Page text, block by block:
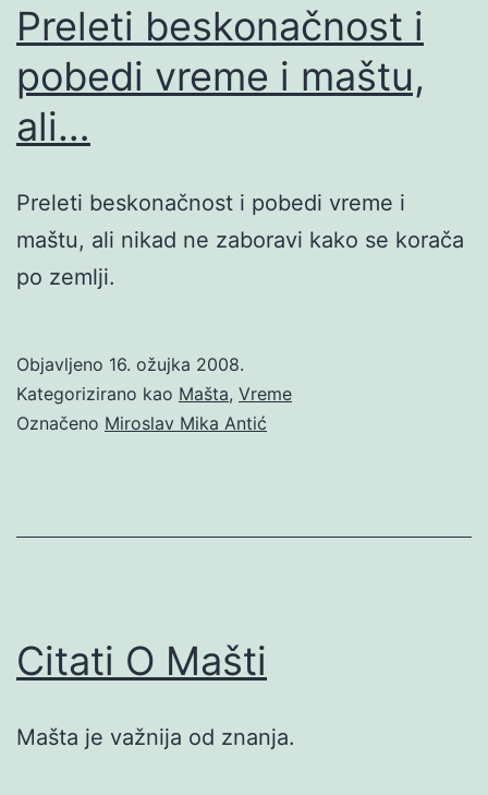
Preleti beskonačnost i
pobedi vreme i maštu,
ali…
Preleti beskonačnost i pobedi vreme i
maštu, ali nikad ne zaboravi kako se korača
po zemlji.
Objavljeno 16. ožujka 2008.
Kategorizirano kao Mašta, Vreme
Označeno Miroslav Mika Antić
Citati O Mašti
Mašta je važnija od znanja.